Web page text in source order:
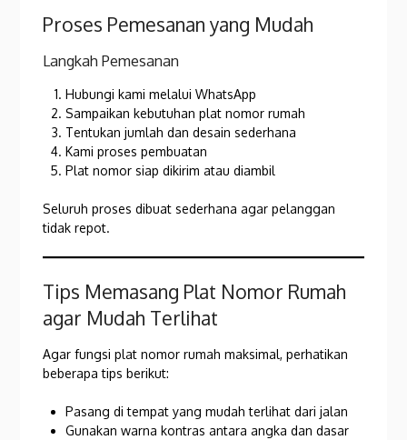
Proses Pemesanan yang Mudah
Langkah Pemesanan
Hubungi kami melalui WhatsApp
Sampaikan kebutuhan plat nomor rumah
Tentukan jumlah dan desain sederhana
Kami proses pembuatan
Plat nomor siap dikirim atau diambil
Seluruh proses dibuat sederhana agar pelanggan
tidak repot.
Tips Memasang Plat Nomor Rumah
agar Mudah Terlihat
Agar fungsi plat nomor rumah maksimal, perhatikan
beberapa tips berikut:
Pasang di tempat yang mudah terlihat dari jalan
Gunakan warna kontras antara angka dan dasar